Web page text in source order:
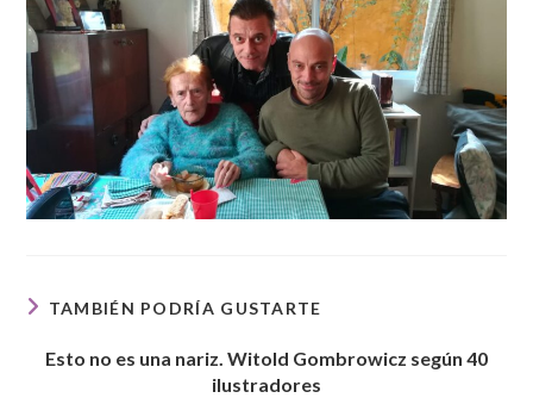
TAMBIÉN PODRÍA GUSTARTE
Esto no es una nariz. Witold Gombrowicz según 40
ilustradores